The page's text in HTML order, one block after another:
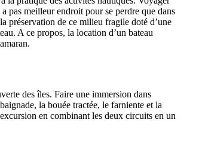
pas meilleur endroit pour se perdre que dans
préservation de ce milieu fragile doté d’une
A ce propos, la location d’un bateau
des îles. Faire une immersion dans
la bouée tractée, le farniente et la
en combinant les deux circuits en un